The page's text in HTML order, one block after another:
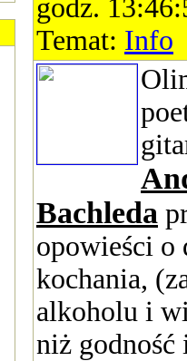
godz.
Temat: Info
Bachleda
opowieści o
kochania,
alkoholu i
niż godność